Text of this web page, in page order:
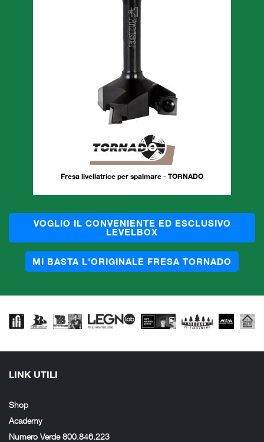
Fresa livellatrice per spalmare - TORNADO
VOGLIO IL CONVENIENTE ED ESCLUSIVO
LEVELBOX
MI BASTA L'ORIGINALE FRESA TORNADO
LINK UTILI
Shop
Academy
Numero Verde 800.846.223